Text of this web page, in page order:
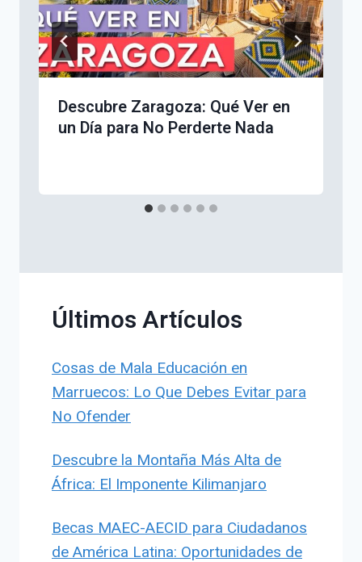
Descubre Zaragoza: Qué Ver en
un Día para No Perderte Nada
Últimos Artículos
Cosas de Mala Educación en
Marruecos: Lo Que Debes Evitar para
No Ofender
Descubre la Montaña Más Alta de
África: El Imponente Kilimanjaro
Becas MAEC-AECID para Ciudadanos
de América Latina: Oportunidades de